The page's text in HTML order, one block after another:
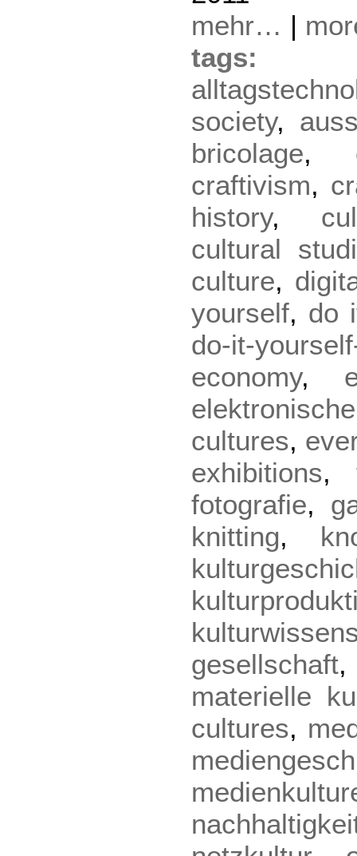
mehr… |
society,
bricolage,
craftivism,
history,
cultural
culture,
yourself, do
do-it-
economy,
cultures,
exhibitions,
fotografie,
knitting,
gesellschaft
materielle
cultures,